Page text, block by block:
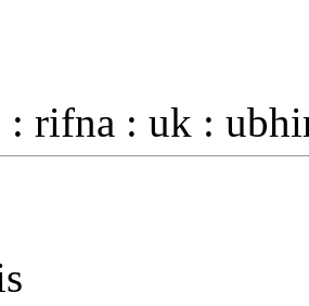
: rifna : uk :